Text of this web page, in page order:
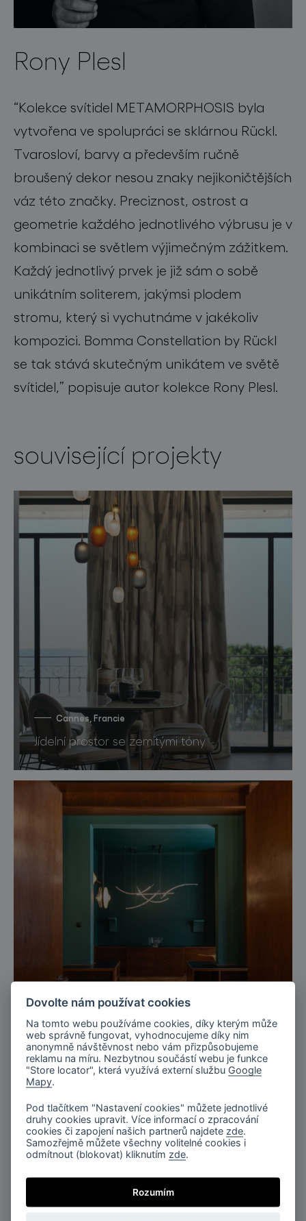
Rony Plesl
“Kolekce svítidel METAMORPHOSIS byla
vytvořena ve spolupráci se sklárnou Rückl.
Tvarosloví, barvy a především ručně
broušený dekor nesou znaky nejikoničtějších
váz této značky. Preciznost, ostrost a
geometrie každého jednotlivého výbrusu je v
kombinaci se světlem výjimečným zážitkem.
Každý jednotlivý prvek je již sám o sobě
unikátním soliterem, jakýmsi plodem
stromu, který si vychutnáme v jakékoliv
kompozici. Bomma Constellation by Rückl
se tak stává skutečným unikátem ve světě
svítidel,” popisuje autor kolekce Rony Plesl.
související projekty
Cannes, Francie
Jídelní prostor se zemitými tóny
Praha, Česká republika
Rekonstrukce Bomma Atelieru, Praha
Dovolte nám používat cookies
Na tomto webu používáme cookies, díky kterým může
web správně fungovat, vyhodnocujeme díky nim
anonymně návštěvnost nebo vám přizpůsobujeme
reklamu na míru. Nezbytnou součástí webu je funkce
"Store locator", která využívá externí službu Google
Mapy
Pod tlačítkem "Nastavení cookies" můžete jednotlivé
druhy cookies upravit. Více informací o zpracování
cookies či zapojení našich partnerů najdete zde
Samozřejmě můžete všechny volitelné cookies i
odmítnout (blokovat) kliknutím zde
Rozumím